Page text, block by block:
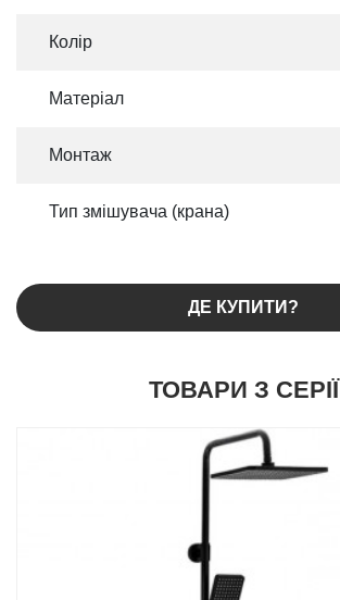
Колір
Матеріал
Монтаж
Тип змішувача (крана)
ДЕ КУПИТИ?
ТОВАРИ З СЕРІЇ